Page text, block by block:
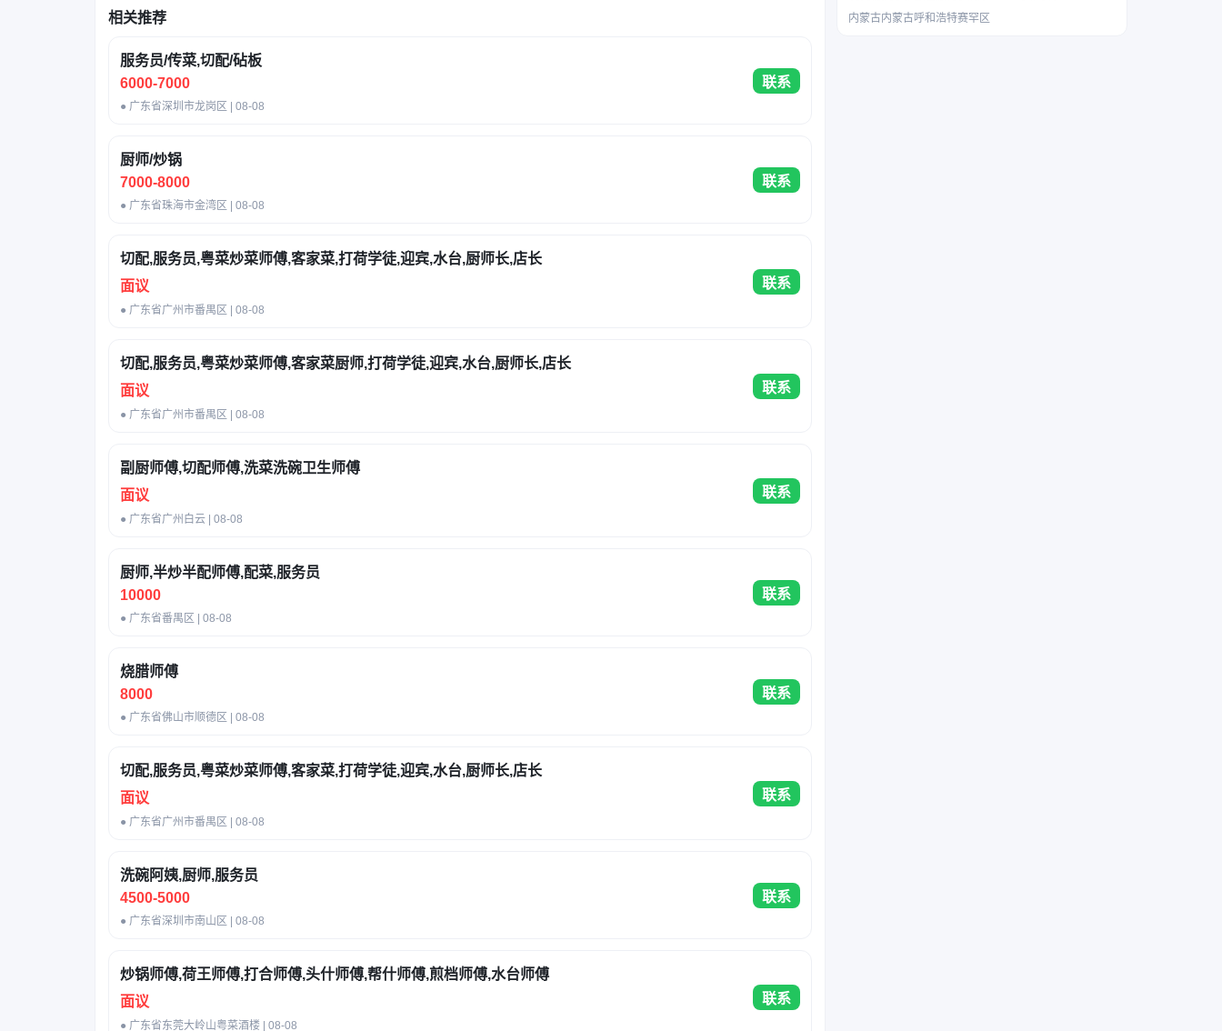
相关推荐
服务员/传菜,切配/砧板
6000-7000
● 广东省深圳市龙岗区 | 08-08
联系
厨师/炒锅
7000-8000
● 广东省珠海市金湾区 | 08-08
联系
切配,服务员,粤菜炒菜师傅,客家菜,打荷学徒,迎宾,水台,厨师长,店长
面议
● 广东省广州市番禺区 | 08-08
联系
切配,服务员,粤菜炒菜师傅,客家菜厨师,打荷学徒,迎宾,水台,厨师长,店长
面议
● 广东省广州市番禺区 | 08-08
联系
副厨师傅,切配师傅,洗菜洗碗卫生师傅
面议
● 广东省广州白云 | 08-08
联系
厨师,半炒半配师傅,配菜,服务员
10000
● 广东省番禺区 | 08-08
联系
烧腊师傅
8000
● 广东省佛山市顺德区 | 08-08
联系
切配,服务员,粤菜炒菜师傅,客家菜,打荷学徒,迎宾,水台,厨师长,店长
面议
● 广东省广州市番禺区 | 08-08
联系
洗碗阿姨,厨师,服务员
4500-5000
● 广东省深圳市南山区 | 08-08
联系
炒锅师傅,荷王师傅,打合师傅,头什师傅,帮什师傅,煎档师傅,水台师傅
面议
● 广东省东莞大岭山粤菜酒楼 | 08-08
联系
内蒙古内蒙古呼和浩特赛罕区